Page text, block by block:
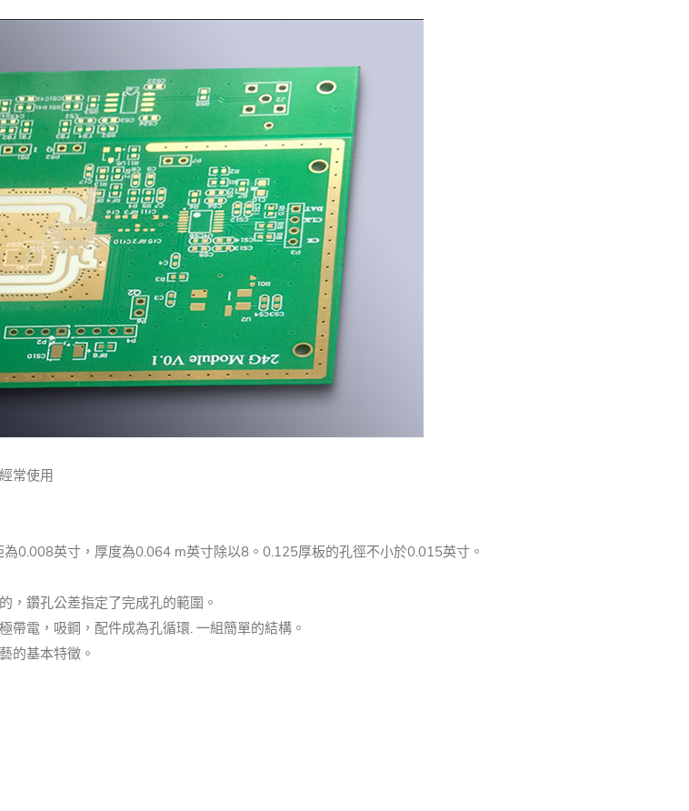
常使用
0.008英寸，厚度為0.064 m英寸除以8。0.125厚板的孔徑不小於0.015英寸。
，鑽孔公差指定了完成孔的範圍。
帶電，吸鋼，配件成為孔循環. 一組簡單的結構。
的基本特徵。